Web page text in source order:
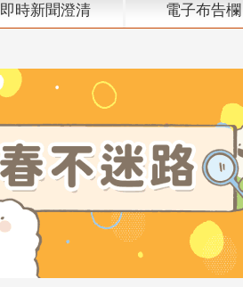
即時新聞澄清 電子布告欄